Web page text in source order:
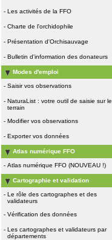
- Les activités de la FFO
- Charte de l'orchidophile
- Présentation d'Orchisauvage
- Bulletin d'information des donateurs
Modes d'emploi
- Saisir vos observations
- NaturaList : votre outil de saisie sur le
terrain
- Modifier vos observations
- Exporter vos données
Atlas numérique FFO
- Atlas numérique FFO (NOUVEAU !)
Cartographie et validation
- Le rôle des cartographes et des
validateurs
- Vérification des données
- Les cartographes et validateurs par
départements